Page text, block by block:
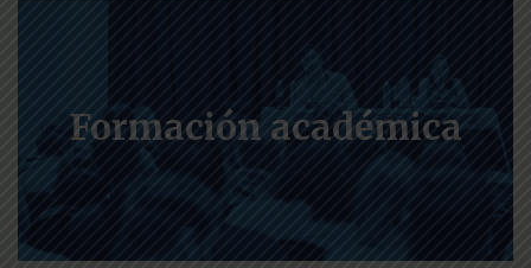
Formación académica